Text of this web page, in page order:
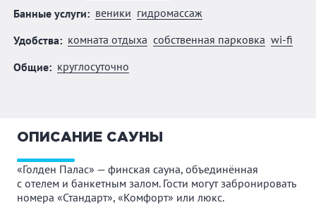
Банные услуги: веники гидромассаж
Удобства: комната отдыха собственная парковка wi-fi
Общие: круглосуточно
ОПИСАНИЕ САУНЫ
«Голден Палас» — финская сауна, объединённая
с отелем и банкетным залом. Гости могут забронировать
номера «Стандарт», «Комфорт» или люкс.